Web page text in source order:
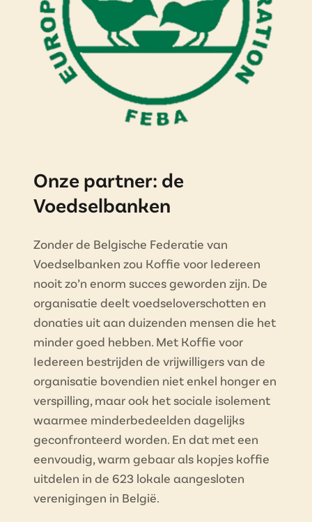
Onze partner: de
Voedselbanken
Zonder de Belgische Federatie van
Voedselbanken zou Koffie voor Iedereen
nooit zo’n enorm succes geworden zijn. De
organisatie deelt voedseloverschotten en
donaties uit aan duizenden mensen die het
minder goed hebben. Met Koffie voor
Iedereen bestrijden de vrijwilligers van de
organisatie bovendien niet enkel honger en
verspilling, maar ook het sociale isolement
waarmee minderbedeelden dagelijks
geconfronteerd worden. En dat met een
eenvoudig, warm gebaar als kopjes koffie
uitdelen in de 623 lokale aangesloten
verenigingen in België.